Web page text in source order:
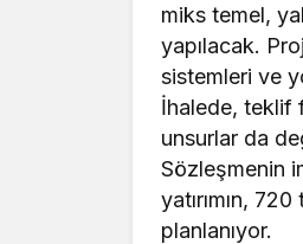
miks temel,
yapılacak.
sistemleri ve
İhalede, teklif
unsurlar da
Sözleşmenin
yatırımın,
planlanıyor.